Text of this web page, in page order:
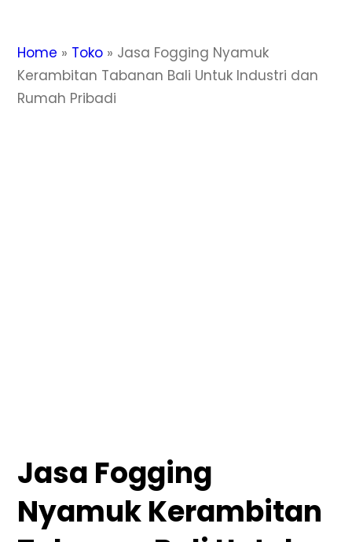
Home » Toko » Jasa Fogging Nyamuk
Kerambitan Tabanan Bali Untuk Industri dan
Rumah Pribadi
Jasa Fogging
Nyamuk Kerambitan